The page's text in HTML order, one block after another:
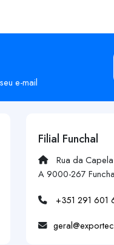
e-mail
Filial Funchal
Rua da
A 9000-267
+351 291 601